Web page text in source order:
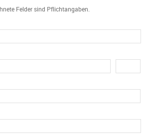
Felder sind Pflichtangaben.